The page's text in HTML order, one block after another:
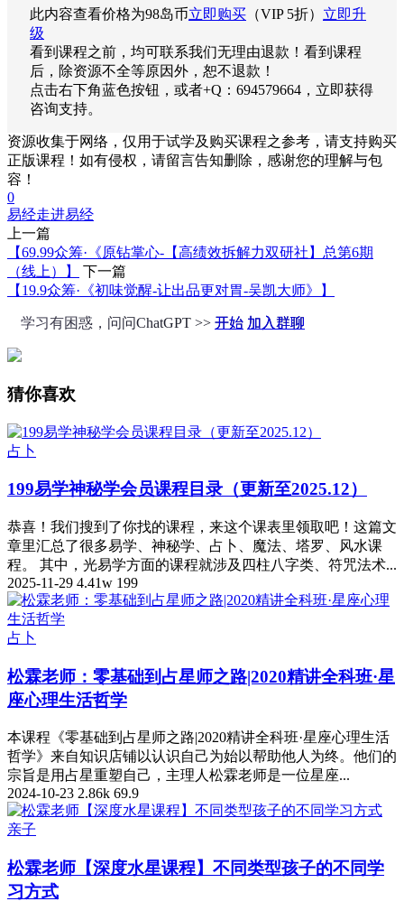
此内容查看价格为98岛币立即购买 （VIP 5折） 立即升
级
看到课程之前，均可联系我们无理由退款！看到课程
后，除资源不全等原因外，恕不退款！
点击右下角蓝色按钮，或者+Q：694579664，立即获得
咨询支持。
资源收集于网络，仅用于试学及购买课程之参考，请支持购买
正版课程！如有侵权，请留言告知删除，感谢您的理解与包
容！
0
易经走进易经
上一篇
【69.99众筹·《原钻掌心-【高绩效拆解力双研社】总第6期
（线上）】
下一篇
【19.9众筹·《初味觉醒-让出品更对胃-吴凯大师》】
学习有困惑，问问ChatGPT >> 开始 加入群聊
猜你喜欢
占卜
199易学神秘学会员课程目录（更新至2025.12）
恭喜！我们搜到了你找的课程，来这个课表里领取吧！这篇文
章里汇总了很多易学、神秘学、占卜、魔法、塔罗、风水课
程。 其中，光易学方面的课程就涉及四柱八字类、符咒法术...
2025-11-29 4.41w 199
占卜
松霖老师：零基础到占星师之路|2020精讲全科班·星
座心理生活哲学
本课程《零基础到占星师之路|2020精讲全科班·星座心理生活
哲学》来自知识店铺以认识自己为始以帮助他人为终。他们的
宗旨是用占星重塑自己，主理人松霖老师是一位星座...
2024-10-23 2.86k 69.9
亲子
松霖老师【深度水星课程】不同类型孩子的不同学
习方式